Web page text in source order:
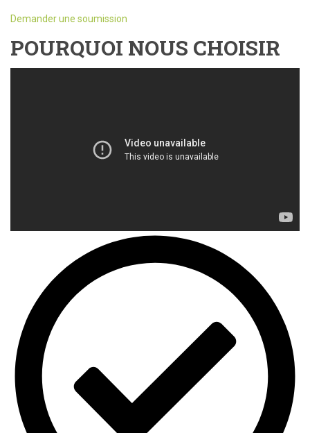
Demander une soumission
POURQUOI NOUS CHOISIR